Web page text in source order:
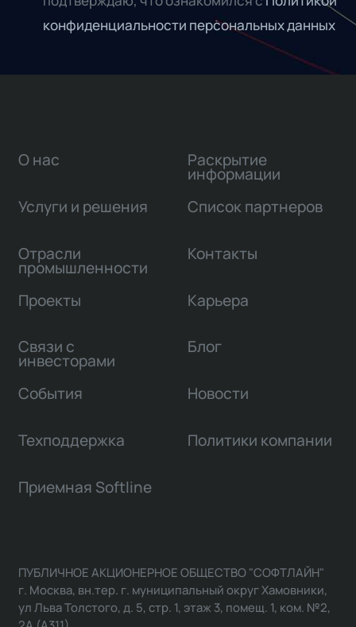
конфиденциальности персональных данных
О нас
Услуги и решения
Отрасли
промышленности
Проекты
Связи с
инвесторами
Раскрытие
информации
Список партнеров
Контакты
Карьера
Блог
События Новости
Техподдержка Политики компании
Приемная Softline
ПУБЛИЧНОЕ АКЦИОНЕРНОЕ ОБЩЕСТВО "СОФТЛАЙН"
г. Москва, вн.тер. г. муниципальный округ Хамовники,
ул Льва Толстого, д. 5, стр. 1, этаж 3, помещ. 1, ком. №2,